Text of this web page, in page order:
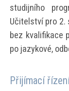
studijního
Učitelství pro 2.
bez kvalifikace
po jazykové,
Přijímací